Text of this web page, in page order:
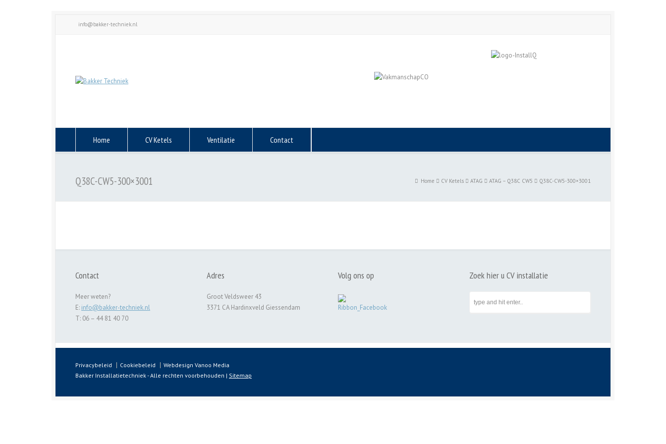
info@bakker-techniek.nl
Home CV Ketels Ventilatie Contact
Q38C-CW5-300×3001 Home CV Ketels ATAG ATAG – Q38C CW5 Q38C-CW5-300×3001
Contact
Meer weten?
E: info@bakker-techniek.nl
T: 06 – 44 81 40 70
Adres
Groot Veldsweer 43
3371 CA Hardinxveld Giessendam
Volg ons op Zoek hier u CV installatie
Privacybeleid Cookiebeleid
Webdesign Vanoo Media
Bakker Installatietechniek - Alle rechten voorbehouden | Sitemap